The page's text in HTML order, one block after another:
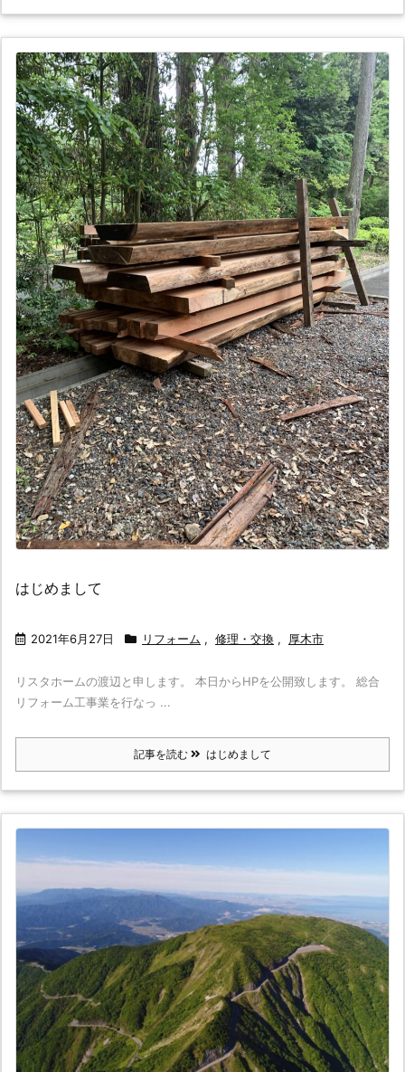
はじめまして
2021年6月27日 リフォーム , 修理・交換 , 厚木市
リスタホームの渡辺と申します。 本日からHPを公開致します。 総合
リフォーム工事業を行なっ ...
記事を読む はじめまして